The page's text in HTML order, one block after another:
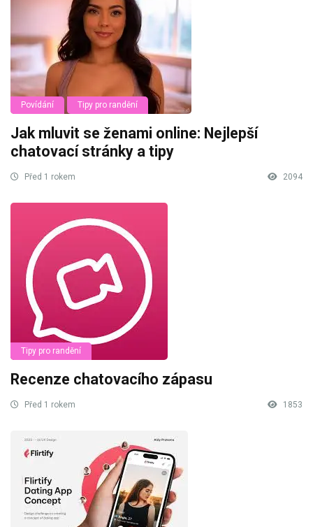
Povídání Tipy pro randění
Jak mluvit se ženami online: Nejlepší
chatovací stránky a tipy
Před 1 rokem 2094
Tipy pro randění
Recenze chatovacího zápasu
Před 1 rokem 1853